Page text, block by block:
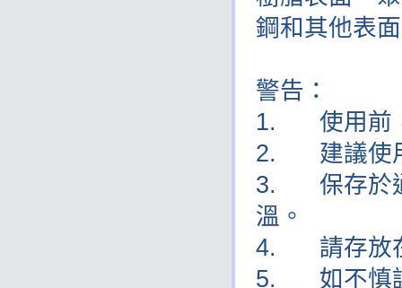
鋼和其他表
警告：
1. 使用前，
2. 建議使用
3. 保存於通
溫。
4. 請存放在
5. 如不慎誤